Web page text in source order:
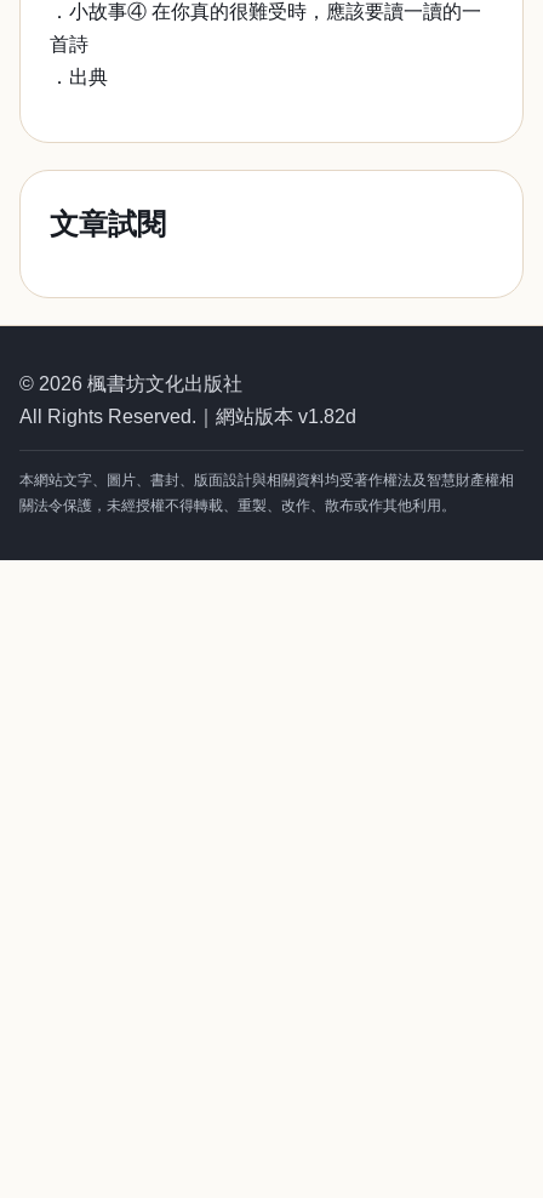
．小故事④ 在你真的很難受時，應該要讀一讀的一
首詩
．出典
文章試閱
© 2026 楓書坊文化出版社
All Rights Reserved.｜網站版本 v1.82d
本網站文字、圖片、書封、版面設計與相關資料均受著作權法及智慧財產權相
關法令保護，未經授權不得轉載、重製、改作、散布或作其他利用。